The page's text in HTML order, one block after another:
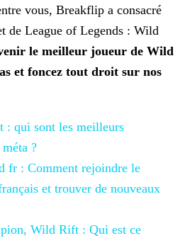
vous, Breakflip a consacré
de League of Legends : Wild
le meilleur joueur de Wild
et foncez tout droit sur nos
qui sont les meilleurs
?
fr : Comment rejoindre le
et trouver de nouveaux
Wild Rift : Qui est ce